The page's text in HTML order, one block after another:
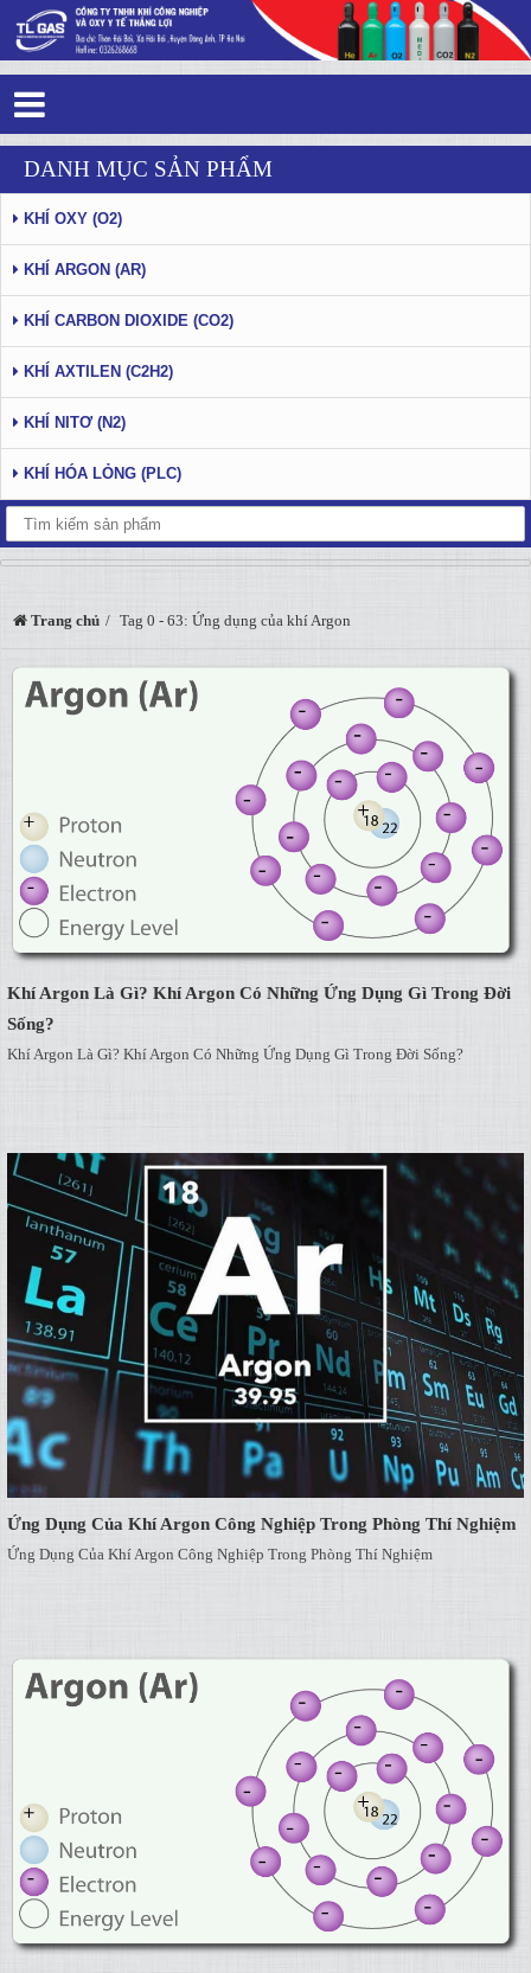
Tag 0 - 63: Ứng dụng của khí Argon
DANH MỤC SẢN PHẨM
KHÍ OXY (O2)
KHÍ ARGON (AR)
KHÍ CARBON DIOXIDE (CO2)
KHÍ AXTILEN (C2H2)
KHÍ NITƠ (N2)
KHÍ HÓA LỎNG (PLC)
Trang chủ Tag 0 - 63: Ứng dụng của khí Argon
Khí Argon Là Gì? Khí Argon Có Những Ứng Dụng Gì Trong Đời
Sống?
Khí Argon Là Gì? Khí Argon Có Những Ứng Dụng Gì Trong Đời Sống?
Ứng Dụng Của Khí Argon Công Nghiệp Trong Phòng Thí Nghiệm
Ứng Dụng Của Khí Argon Công Nghiệp Trong Phòng Thí Nghiệm